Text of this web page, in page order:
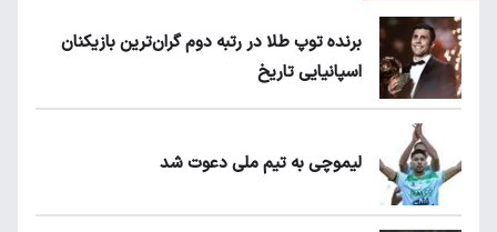
برنده توپ طلا در رتبه دوم گران‌ترین بازیکنان
اسپانیایی تاریخ
لیموچی به تیم ملی دعوت شد